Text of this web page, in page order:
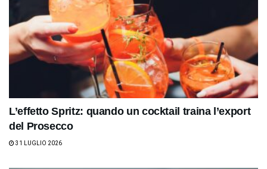
L’effetto Spritz: quando un cocktail traina l’export
del Prosecco
31 LUGLIO 2026